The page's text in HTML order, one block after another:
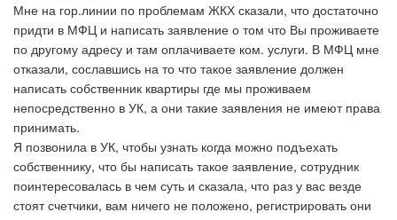
Мне на гор.линии по проблемам ЖКХ сказали, что достаточно
придти в МФЦ и написать заявление о том что Вы проживаете
по другому адресу и там оплачиваете ком. услуги. В МФЦ мне
отказали, сославшись на то что такое заявление должен
написать собственник квартиры где мы проживаем
непосредственно в УК, а они такие заявления не имеют права
принимать.
Я позвонила в УК, чтобы узнать когда можно подъехать
собственнику, что бы написать такое заявление, сотрудник
поинтересовалась в чем суть и сказала, что раз у вас везде
стоят счетчики, вам ничего не положено, регистрировать они